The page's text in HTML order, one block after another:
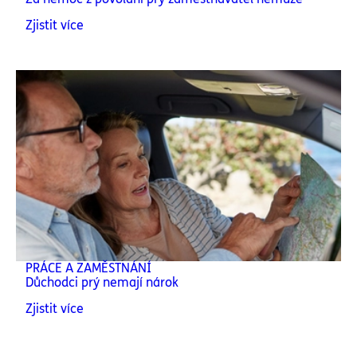
Zjistit více
PRÁCE A ZAMĚSTNÁNÍ
Důchodci prý nemají nárok
Zjistit více